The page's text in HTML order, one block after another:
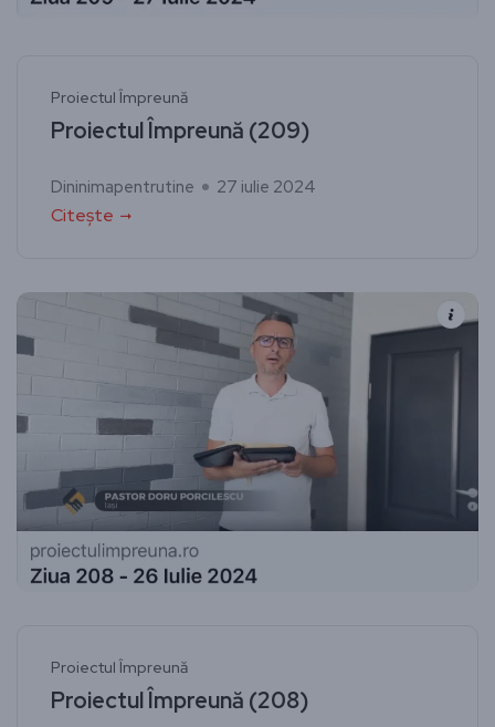
Proiectul Împreună
Proiectul Împreună (209)
Dininimapentrutine 27 iulie 2024
Citește
Proiectul Împreună
Proiectul Împreună (208)